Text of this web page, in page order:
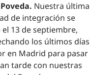
Nuestra última
de integración se
el 13 de septiembre,
los últimos días
en Madrid para pasar
tarde con nuestras